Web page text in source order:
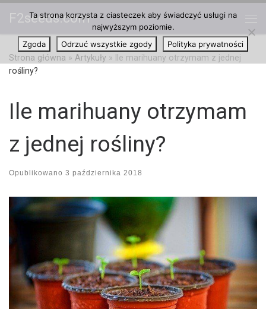
Przejdź do treści
F2seeds.com
Strona główna » Artykuły »
Ile marihuany otrzymam z jednej
rośliny?
Ile marihuany otrzymam
z jednej rośliny?
Opublikowano 3 października 2018
Ta strona korzysta z ciasteczek aby świadczyć usługi na
najwyższym poziomie.
Zgoda
Odrzuć wszystkie zgody Polityka prywatności